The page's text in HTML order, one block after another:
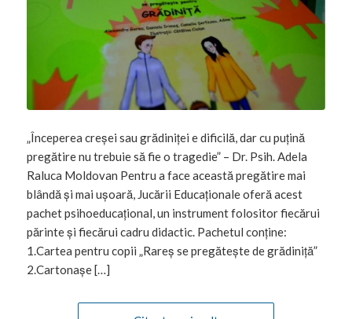
„Începerea creșei sau grădiniței e dificilă, dar cu puțină
pregătire nu trebuie să fie o tragedie” – Dr. Psih. Adela
Raluca Moldovan Pentru a face această pregătire mai
blândă și mai ușoară, Jucării Educaționale oferă acest
pachet psihoeducațional, un instrument folositor fiecărui
părinte și fiecărui cadru didactic. Pachetul conține:
1.Cartea pentru copii „Rareș se pregătește de grădiniță”
2.Cartonașe […]